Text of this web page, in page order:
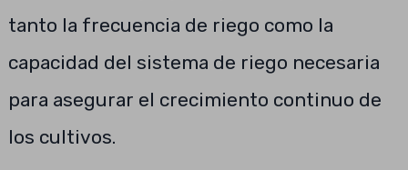
tanto la frecuencia de riego como la
capacidad del sistema de riego necesaria
para asegurar el crecimiento continuo de
los cultivos.